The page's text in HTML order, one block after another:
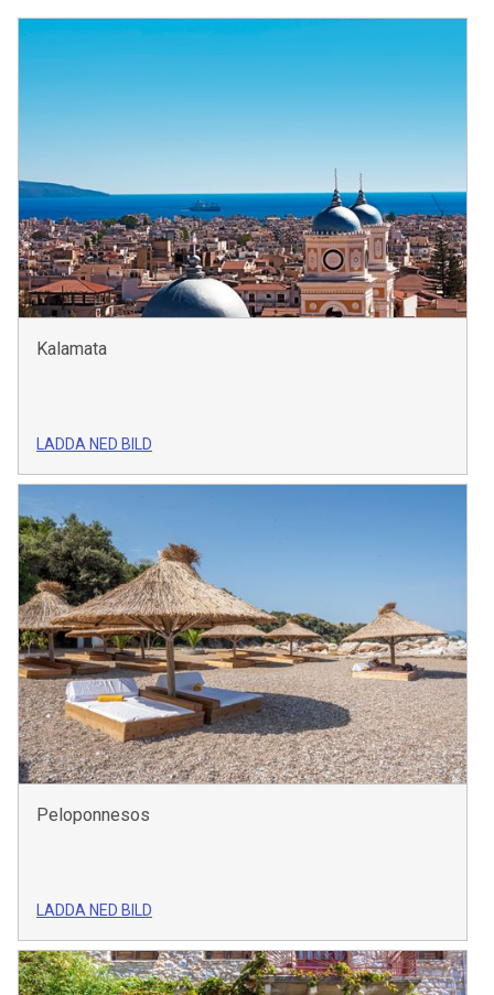
Kalamata
LADDA NED BILD
Peloponnesos
LADDA NED BILD